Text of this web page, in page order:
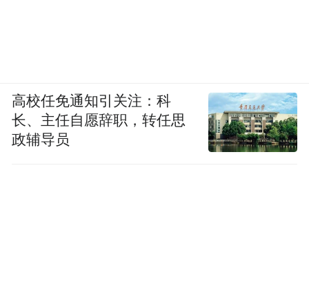
高校任免通知引关注：科
长、主任自愿辞职，转任思
政辅导员